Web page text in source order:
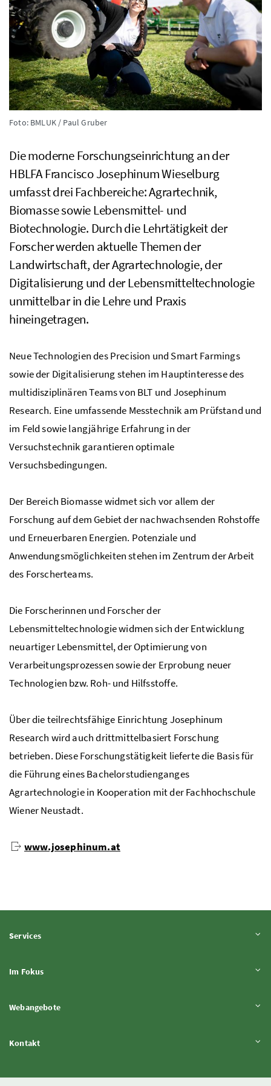
Foto: BMLUK / Paul Gruber
Die moderne Forschungseinrichtung an der
HBLFAFrancisco Josephinum Wieselburg
umfasst drei Fachbereiche: Agrartechnik,
Biomasse sowie Lebensmittel- und
Biotechnologie. Durch die Lehrtätigkeit der
Forscher werden aktuelle Themen der
Landwirtschaft, der Agrartechnologie, der
Digitalisierung und der Lebensmitteltechnologie
unmittelbar in die Lehre und Praxis
hineingetragen.
Neue Technologien des Precision und Smart Farmings
sowie der Digitalisierung stehen im Hauptinteresse des
multidisziplinären Teams von BLT und Josephinum
Research. Eine umfassende Messtechnik am Prüfstand und
im Feld sowie langjährige Erfahrung in der
Versuchstechnik garantieren optimale
Versuchsbedingungen.
Der Bereich Biomasse widmet sich vor allem der
Forschung auf dem Gebiet der nachwachsenden Rohstoffe
und Erneuerbaren Energien. Potenziale und
Anwendungsmöglichkeiten stehen im Zentrum der Arbeit
des Forscherteams.
Die Forscherinnen und Forscher der
Lebensmitteltechnologie widmen sich der Entwicklung
neuartiger Lebensmittel, der Optimierung von
Verarbeitungsprozessen sowie der Erprobung neuer
Technologien bzw. Roh- und Hilfsstoffe.
Über die teilrechtsfähige Einrichtung Josephinum
Research wird auch drittmittelbasiert Forschung
betrieben. Diese Forschungstätigkeit lieferte die Basis für
die Führung eines Bachelorstudienganges
Agrartechnologie in Kooperation mit der Fachhochschule
Wiener Neustadt.
www.josephinum.at
ServicesInhalt aufklappen
Im FokusInhalt aufklappen
WebangeboteInhalt aufklappen
KontaktInhalt aufklappen